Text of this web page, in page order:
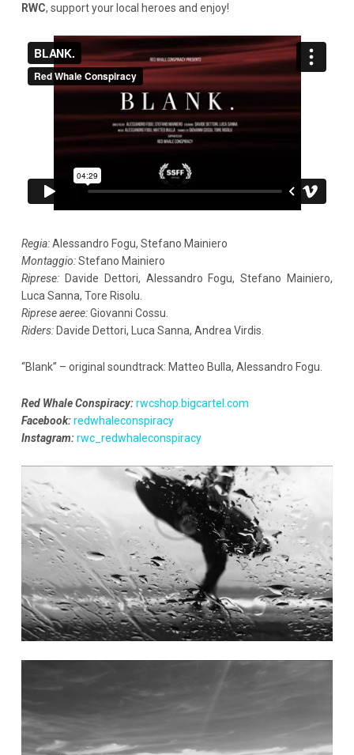
RWC, support your local heroes and enjoy!
Regia:Alessandro Fogu, Stefano Mainiero
Montaggio:Stefano Mainiero
Riprese: Davide Dettori, Alessandro Fogu, Stefano Mainiero,
Luca Sanna, Tore Risolu.
Riprese aeree:Giovanni Cossu.
Riders: Davide Dettori, Luca Sanna, Andrea Virdis.
“Blank” – original soundtrack: Matteo Bulla, Alessandro Fogu.
Red Whale Conspiracy:rwcshop.bigcartel.com
Facebook:redwhaleconspiracy
Instagram:rwc_redwhaleconspiracy